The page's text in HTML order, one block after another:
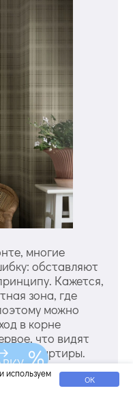
многие
обставляют
Кажется,
зона, где
можно
в корне
что видят
квартиры.
задает
того, коридор
используем
ОК